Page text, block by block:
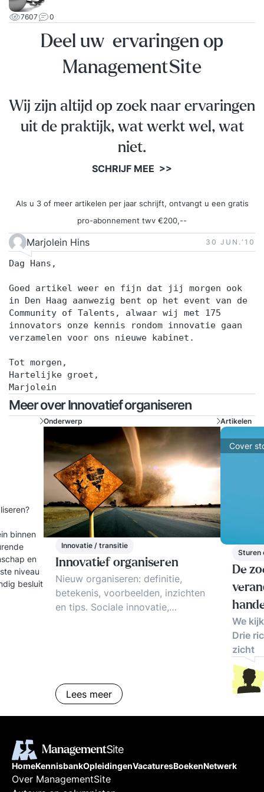
inschrijving als incompany aangeboden.
Incompanyprijzen op aanvraag rechtstreeks bij
de Rijmfabriek, niet via Springest.
7607 0
Deel uw ervaringen op
ManagementSite
Wij zijn altijd op zoek naar ervaringen
uit de praktijk, wat werkt wel, wat
niet.
SCHRIJF MEE >>
Als u 3 of meer artikelen per jaar schrijft, ontvangt u een gratis
pro-abonnement twv €200,--
Marjolein Hins 30 JUN.‘10
Dag Hans,
Goed artikel weer en fijn dat jij morgen ook
in Den Haag aanwezig bent op het event van de
Community of Talents, alwaar wij met 175
innovators onze kennis rondom innovatie gaan
verzamelen voor ons nieuwe kabinet.
Tot morgen,
Hartelijke groet,
Marjolein
Meer over Innovatief organiseren
binnen
en
niveau
besluit
Onderwerp
Innovatie / transitie
Innovatief organiseren
Nieuw organiseren: definitie,
betekenis, voorbeelden, inzichten
en tips. Sociale innovatie,
Lees meer
Artikelen
Cover
Sturen
De
We
Drie
zicht
HomeKennisbankOpleidingenVacaturesBoekenNetwerk
Over ManagementSite